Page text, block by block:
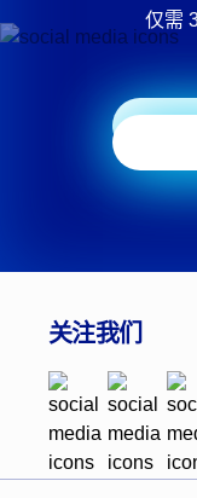
仅需
关注我们